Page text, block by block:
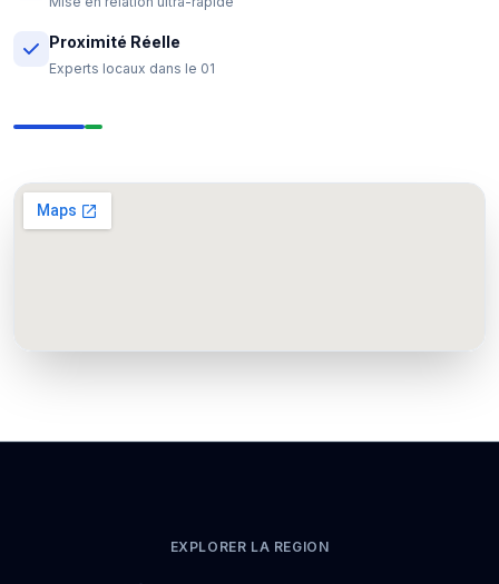
Proximité Réelle
Experts locaux dans le 01
EXPLORER LA REGION